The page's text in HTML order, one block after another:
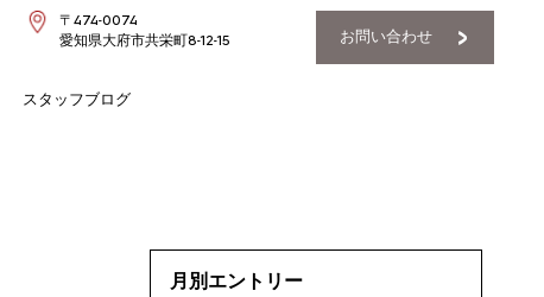
〒474-0074
愛知県大府市共栄町8-12-15
お問い合わせ
スタッフブログ
月別エントリー